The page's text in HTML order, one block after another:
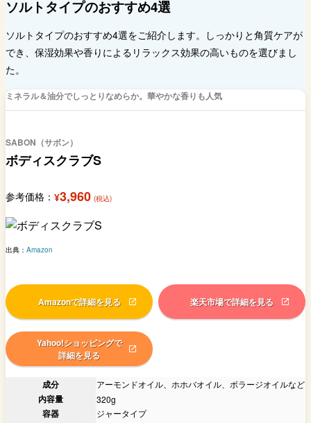
ソルトタイプのおすすめ4選
ソルトタイプのおすすめ4選をご紹介します。しっかりと角質ケアが
でき、保湿効果や香りによるリラックス効果の高いものを選びまし
た。
ミネラル＆油分でしっとりなめらか。華やかな香りも人気
SABON（サボン）
ボディスクラブS
参考価格： ¥3,960 (税込)
出典： Amazon
Amazonで詳細を見る 楽天市場で詳細を見る
Yahoo!ショッピングで
詳細を見る
成分 アーモンドオイル、ホホバオイル、ボラージオイルなど
内容量 320g
容器 ジャータイプ